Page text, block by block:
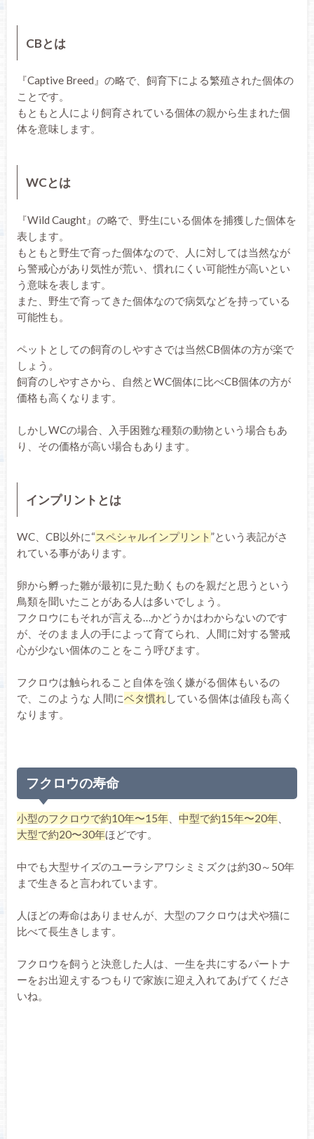
CBとは
『Captive Breed』の略で、飼育下による繁殖された個体の
ことです。
もともと人により飼育されている個体の親から生まれた個
体を意味します。
WCとは
『Wild Caught』の略で、野生にいる個体を捕獲した個体を
表します。
もともと野生で育った個体なので、人に対しては当然なが
ら警戒心があり気性が荒い、慣れにくい可能性が高いとい
う意味を表します。
また、野生で育ってきた個体なので病気などを持っている
可能性も。
ペットとしての飼育のしやすさでは当然CB個体の方が楽で
しょう。
飼育のしやすさから、自然とWC個体に比べCB個体の方が
価格も高くなります。
しかしWCの場合、入手困難な種類の動物という場合もあ
り、その価格が高い場合もあります。
インプリントとは
WC、CB以外に“スペシャルインプリント”という表記がさ
れている事があります。
卵から孵った雛が最初に見た動くものを親だと思うという
鳥類を聞いたことがある人は多いでしょう。
フクロウにもそれが言える…かどうかはわからないのです
が、そのまま人の手によって育てられ、人間に対する警戒
心が少ない個体のことをこう呼びます。
フクロウは触られること自体を強く嫌がる個体もいるの
で、このような 人間にベタ慣れしている個体は値段も高く
なります。
フクロウの寿命
小型のフクロウで約10年〜15年、 中型で約15年〜20年、
大型で約20〜30年ほどです。
中でも大型サイズのユーラシアワシミミズクは約30～50年
まで生きると言われています。
人ほどの寿命はありませんが、大型のフクロウは犬や猫に
比べて長生きします。
フクロウを飼うと決意した人は、一生を共にするパートナ
ーをお出迎えするつもりで家族に迎え入れてあげてくださ
いね。